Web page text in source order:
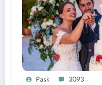
Pask 3093